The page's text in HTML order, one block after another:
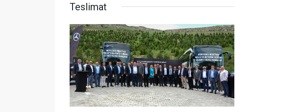
Teslimat